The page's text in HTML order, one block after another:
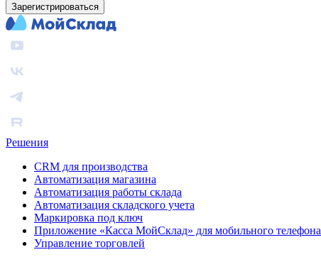
Зарегистрироваться
Решения
CRM для производства
Автоматизация магазина
Автоматизация работы склада
Автоматизация складского учета
Маркировка под ключ
Приложение «Касса МойСклад» для мобильного телефона
Управление торговлей